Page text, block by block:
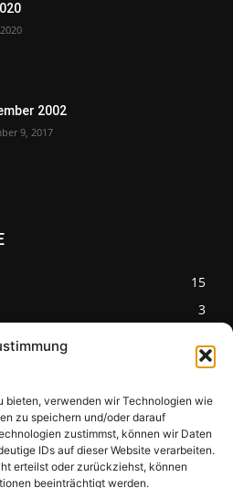
bieten, verwenden wir Technologien wie
zu speichern und/oder darauf
zustimmst, können wir Daten
IDs auf dieser Website verarbeiten.
erteilst oder zurückziehst, können
beeinträchtigt werden.
2002
9, 2017
15
3
Pilzseite
Seltene Pilze aus
Mainfranken und
Deutschland